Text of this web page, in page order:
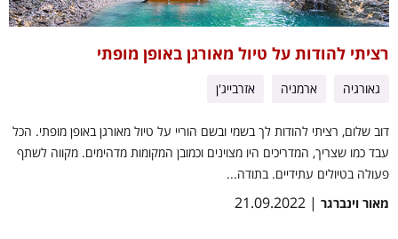
רציתי להודות על טיול מאורגן באופן מופתי
גאורגיה ארמניה אזרבייג'ן
דוב שלום, רציתי להודות לך בשמי ובשם הוריי על טיול מאורגן באופן מופתי. הכל
עבד כמו שצריך, המדריכים היו מצוינים וכמובן המקומות מדהימים. מקווה לשתף
פעולה בטיולים עתידיים. בתודה...
מאור וינברגר | 21.09.2022